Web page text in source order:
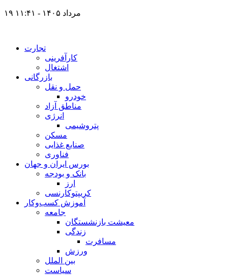
۱۹ مرداد ۱۴۰۵ - ۱۱:۴۱
تجارت
کارآفرینی
اشتغال
بازرگانی
حمل و نقل
خودرو
مناطق آزاد
انرژی
پتروشیمی
مسکن
صنایع غذایی
فناوری
بورس ایران و جهان
بانک و بودجه
ارز
کریپتوکارنسی
آموزش کسب‌وکار
جامعه
معیشت بازنشستگان
زندگی
مسافرت
ورزش
بین الملل
سیاست